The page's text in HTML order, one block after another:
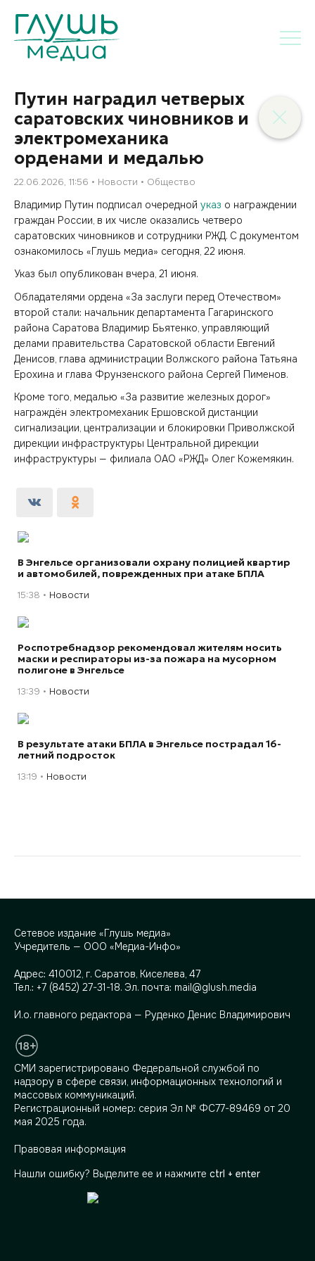
Путин наградил четверых
саратовских чиновников и
электромеханика
орденами и медалью
22.06.2026, 11:56 Новости Общество
Владимир Путин подписал очередной указ о награждении
граждан России, в их числе оказались четверо
саратовских чиновников и сотрудники РЖД. С документом
ознакомилось «Глушь медиа» сегодня, 22 июня.
Указ был опубликован вчера, 21 июня.
Обладателями ордена «За заслуги перед Отечеством»
второй стали: начальник департамента Гагаринского
района Саратова Владимир Бьятенко, управляющий
делами правительства Саратовской области Евгений
Денисов, глава администрации Волжского района Татьяна
Ерохина и глава Фрунзенского района Сергей Пименов.
Кроме того, медалью «За развитие железных дорог»
награждён электромеханик Ершовской дистанции
сигнализации, централизации и блокировки Приволжской
дирекции инфраструктуры Центральной дирекции
инфраструктуры — филиала ОАО «РЖД» Олег Кожемякин.
В Энгельсе организовали охрану полицией квартир
и автомобилей, поврежденных при атаке БПЛА
15:38 Новости
Роспотребнадзор рекомендовал жителям носить
маски и респираторы из-за пожара на мусорном
полигоне в Энгельсе
13:39 Новости
В результате атаки БПЛА в Энгельсе пострадал 16-
летний подросток
13:19 Новости
Сетевое издание «Глушь медиа»
Учредитель — ООО «Медиа-Инфо»
Адрес: 410012, г. Саратов, Киселева, 47
Тел.: +7 (8452) 27-31-18. Эл. почта: mail@glush.media
И.о. главного редактора — Руденко Денис Владимирович
СМИ зарегистрировано Федеральной службой по
надзору в сфере связи, информационных технологий и
массовых коммуникаций.
Регистрационный номер: серия Эл № ФС77-89469 от 20
мая 2025 года.
Правовая информация
Нашли ошибку? Выделите ее и нажмите ctrl + enter